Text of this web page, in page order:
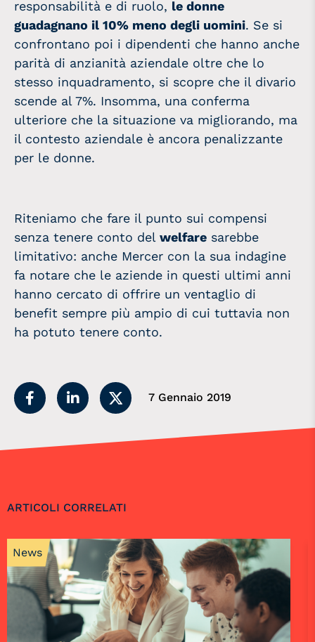
responsabilità e di ruolo, le donne
guadagnano il 10% meno degli uomini. Se si
confrontano poi i dipendenti che hanno anche
parità di anzianità aziendale oltre che lo
stesso inquadramento, si scopre che il divario
scende al 7%. Insomma, una conferma
ulteriore che la situazione va migliorando, ma
il contesto aziendale è ancora penalizzante
per le donne.
Riteniamo che fare il punto sui compensi
senza tenere conto del welfare sarebbe
limitativo: anche Mercer con la sua indagine
fa notare che le aziende in questi ultimi anni
hanno cercato di offrire un ventaglio di
benefit sempre più ampio di cui tuttavia non
ha potuto tenere conto.
7 Gennaio 2019
ARTICOLI CORRELATI
News